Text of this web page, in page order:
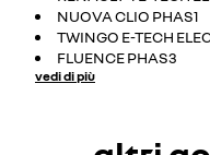
NUOVA CLIO PHAS1
TWINGO E-TECH
FLUENCE PHAS3
vedi di più